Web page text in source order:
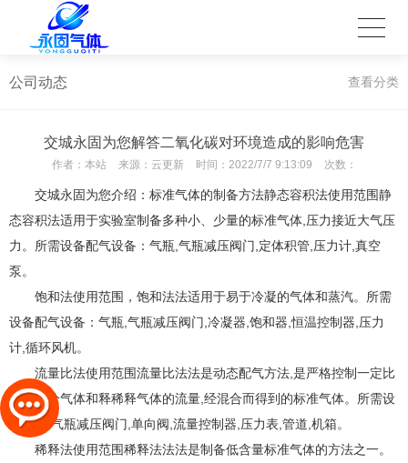
公司动态 查看分类
交城永固为您解答二氧化碳对环境造成的影响危害
作者： 本站 来源： 云更新 时间： 2022/7/7 9:13:09 次数：
交城永固为您介绍：标准气体的制备方法静态容积法使用范围静
态容积法适用于实验室制备多种小、少量的标准气体,压力接近大气压
力。所需设备配气设备：气瓶,气瓶减压阀门,定体积管,压力计,真空
泵。
饱和法使用范围，饱和法法适用于易于冷凝的气体和蒸汽。所需
设备配气设备：气瓶,气瓶减压阀门,冷凝器,饱和器,恒温控制器,压力
计,循环风机。
流量比法使用范围流量比法法是动态配气方法,是严格控制一定比
例的组分气体和释稀释气体的流量,经混合而得到的标准气体。所需设
备气瓶,气瓶减压阀门,单向阀,流量控制器,压力表,管道,机箱。
稀释法使用范围稀释法法法是制备低含量标准气体的方法之一。